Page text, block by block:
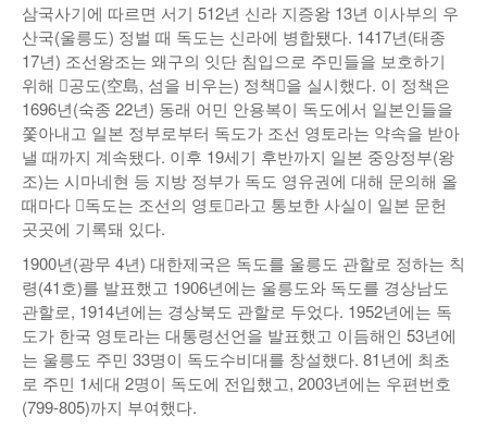
삼국사기에 따르면 서기 512년 신라 지증왕 13년 이사부의 우
산국(울릉도) 정벌 때 독도는 신라에 병합됐다. 1417년(태종
17년) 조선왕조는 왜구의 잇단 침입으로 주민들을 보호하기
위해 󰡐공도(空島, 섬을 비우는) 정책󰡑을 실시했다. 이 정책은
1696년(숙종 22년) 동래 어민 안용복이 독도에서 일본인들을
쫓아내고 일본 정부로부터 독도가 조선 영토라는 약속을 받아
낼 때까지 계속됐다. 이후 19세기 후반까지 일본 중앙정부(왕
조)는 시마네현 등 지방 정부가 독도 영유권에 대해 문의해 올
때마다 󰡐독도는 조선의 영토󰡑라고 통보한 사실이 일본 문헌
곳곳에 기록돼 있다.
1900년(광무 4년) 대한제국은 독도를 울릉도 관할로 정하는 칙
령(41호)를 발표했고 1906년에는 울릉도와 독도를 경상남도
관할로, 1914년에는 경상북도 관할로 두었다. 1952년에는 독
도가 한국 영토라는 대통령선언을 발표했고 이듬해인 53년에
는 울릉도 주민 33명이 독도수비대를 창설했다. 81년에 최초
로 주민 1세대 2명이 독도에 전입했고, 2003년에는 우편번호
(799-805)까지 부여했다.